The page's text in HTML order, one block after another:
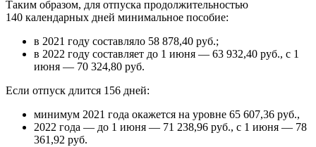
Таким образом, для отпуска продолжительностью
140 календарных дней минимальное пособие:
в 2021 году составляло 58 878,40 руб.;
в 2022 году составляет до 1 июня — 63 932,40 руб., с 1
июня — 70 324,80 руб.
Если отпуск длится 156 дней:
минимум 2021 года окажется на уровне 65 607,36 руб.,
2022 года — до 1 июня — 71 238,96 руб., с 1 июня — 78
361,92 руб.